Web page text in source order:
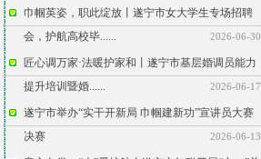
巾帼英姿，职此绽放丨遂宁市女大学生专场招聘
会，护航高校毕......
2026-06-30
匠心调万家·法暖护家和丨遂宁市基层婚调员能力
提升培训暨婚......
2026-06-17
遂宁市举办“实干开新局 巾帼建新功”宣讲员大赛
决赛
2026-06-13